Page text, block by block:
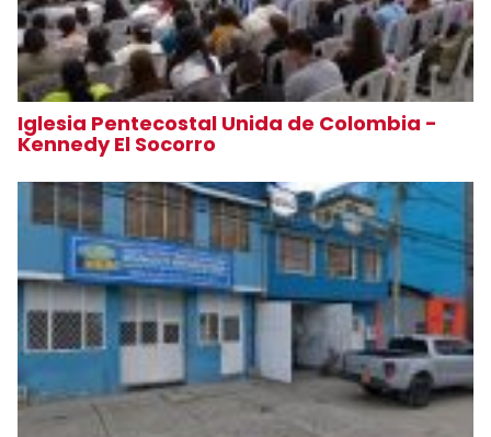
Iglesia Pentecostal Unida de Colombia -
Kennedy El Socorro